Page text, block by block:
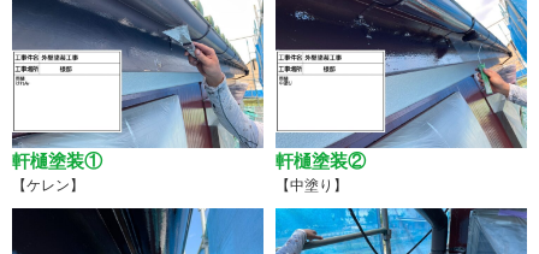
軒樋塗装①
【ケレン】
軒樋塗装②
【中塗り】